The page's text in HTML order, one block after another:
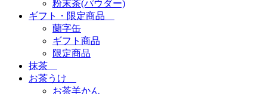
粉末茶(パウダー)
ギフト・限定商品
蘭字缶
ギフト商品
限定商品
抹茶
お茶うけ
お茶羊かん